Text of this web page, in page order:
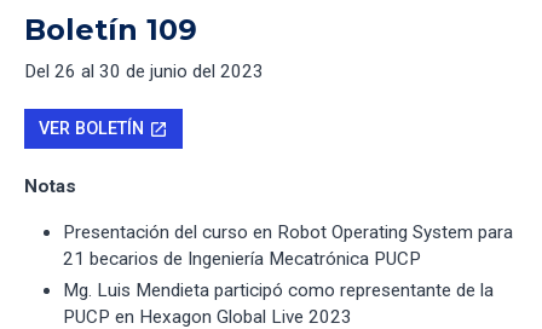
Boletín 109
Del 26 al 30 de junio del 2023
VER BOLETÍN open_in_new
Notas
Presentación del curso en Robot Operating System para
21 becarios de Ingeniería Mecatrónica PUCP
Mg. Luis Mendieta participó como representante de la
PUCP en Hexagon Global Live 2023